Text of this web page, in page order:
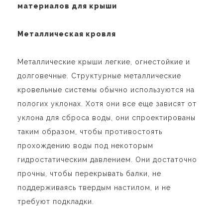
материалов для крыши
Металлическая кровля
Металлические крыши легкие, огнестойкие и
долговечные. Структурные металлические
кровельные системы обычно используются на
пологих уклонах. Хотя они все еще зависят от
уклона для сброса воды, они спроектированы
таким образом, чтобы противостоять
прохождению воды под некоторым
гидростатическим давлением. Они достаточно
прочны, чтобы перекрывать балки, не
поддерживаясь твердым настилом, и не
требуют подкладки.